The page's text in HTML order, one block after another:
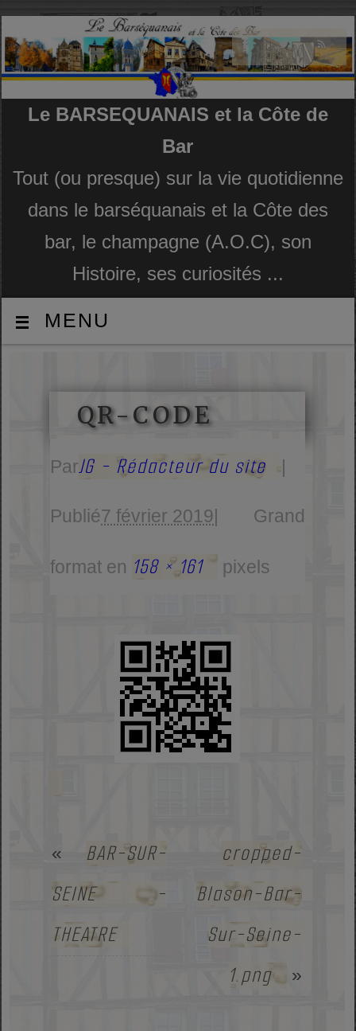
Le BARSEQUANAIS et la Côte de
Bar
Tout (ou presque) sur la vie quotidienne
dans le barséquanais et la Côte des
bar, le champagne (A.O.C), son
Histoire, ses curiosités ...
MENU
QR-CODE
ParJG - Rédacteur du site
Publié7 février 2019 Grand
format en 158 × 161 pixels
« BAR-SUR-
SEINE -
THEATRE
cropped-
Blason-Bar-
Sur-Seine-
1.png
»